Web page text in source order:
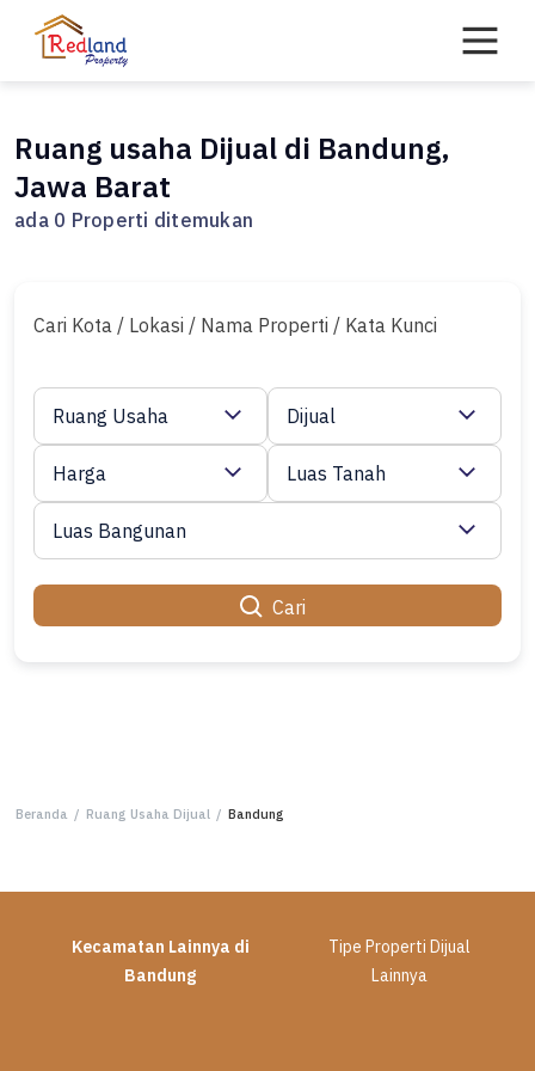
Ruang usaha Dijual di Bandung,
Jawa Barat
ada 0 Properti ditemukan
Cari Kota / Lokasi / Nama Properti / Kata Kunci
Cari
Ruang Usaha Dijual
Harga Luas Tanah
Luas Bangunan
Beranda / Ruang Usaha Dijual / Bandung
Kecamatan Lainnya di
Bandung
Tipe Properti Dijual
Lainnya